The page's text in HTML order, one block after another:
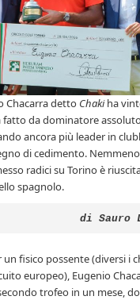
Chacarra detto Chakiha
fatto da dominatore
ancora più leader in
di cedimento.
radici su Torino è
spagnolo.
di Sauro
fisico possente (diversi i
europeo), Eugenio
trofeo in un mese,